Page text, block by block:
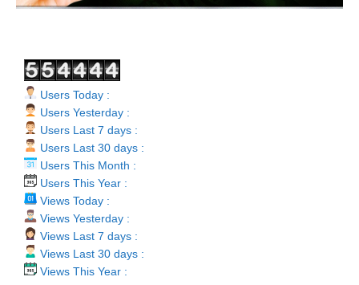
Users Today :
Users Yesterday :
Users Last 7 days :
Users Last 30 days :
Users This Month :
Users This Year :
Views Today :
Views Yesterday :
Views Last 7 days :
Views Last 30 days :
Views This Year :